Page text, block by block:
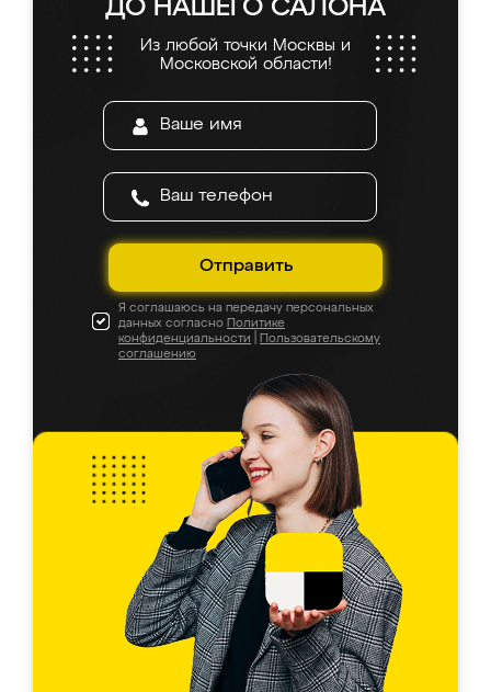
ДО НАШЕГО САЛОНА
Из любой точки Москвы и
Московской области!
Отправить
Я соглашаюсь на передачу персональных
данных согласно Политике
конфиденциальности
Пользовательскому
соглашению